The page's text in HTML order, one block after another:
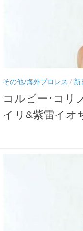
その他/海外プロレス / 新
コルビー･コリ
イリ&紫雷イオ